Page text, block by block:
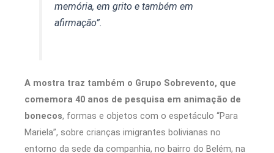
memória, em grito e também em
afirmação”.
A mostra traz também o Grupo Sobrevento, que
comemora 40 anos de pesquisa em animação de
bonecos, formas e objetos com o espetáculo “Para
Mariela”, sobre crianças imigrantes bolivianas no
entorno da sede da companhia, no bairro do Belém, na